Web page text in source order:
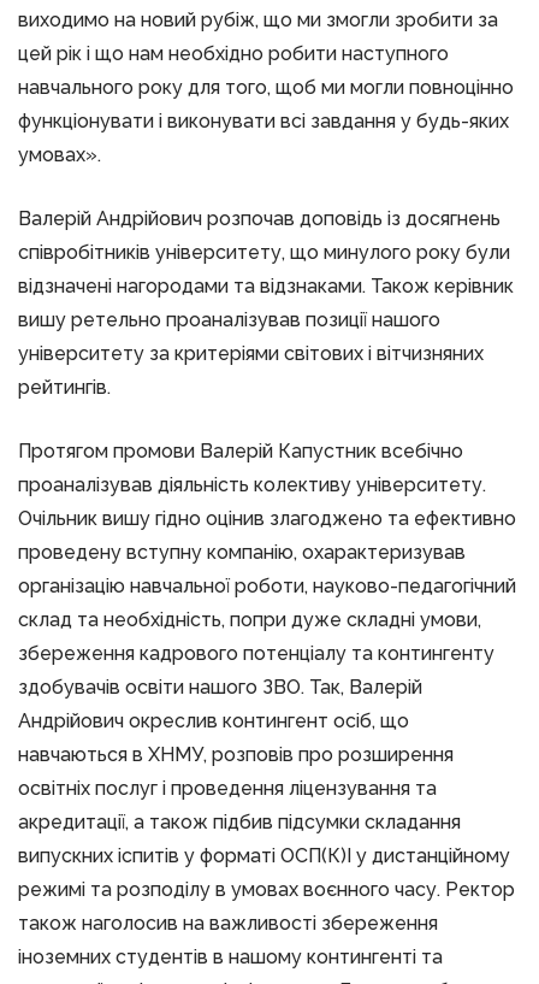
виходимо на новий рубіж, що ми змогли зробити за
цей рік і що нам необхідно робити наступного
навчального року для того, щоб ми могли повноцінно
функціонувати і виконувати всі завдання у будь-яких
умовах».
Валерій Андрійович розпочав доповідь із досягнень
співробітників університету, що минулого року були
відзначені нагородами та відзнаками. Також керівник
вишу ретельно проаналізував позиції нашого
університету за критеріями світових і вітчизняних
рейтингів.
Протягом промови Валерій Капустник всебічно
проаналізував діяльність колективу університету.
Очільник вишу гідно оцінив злагоджено та ефективно
проведену вступну компанію, охарактеризував
організацію навчальної роботи, науково-педагогічний
склад та необхідність, попри дуже складні умови,
збереження кадрового потенціалу та контингенту
здобувачів освіти нашого ЗВО. Так, Валерій
Андрійович окреслив контингент осіб, що
навчаються в ХНМУ, розповів про розширення
освітніх послуг і проведення ліцензування та
акредитації, а також підбив підсумки складання
випускних іспитів у форматі ОСП(К)І у дистанційному
режимі та розподілу в умовах воєнного часу. Ректор
також наголосив на важливості збереження
іноземних студентів в нашому контингенті та